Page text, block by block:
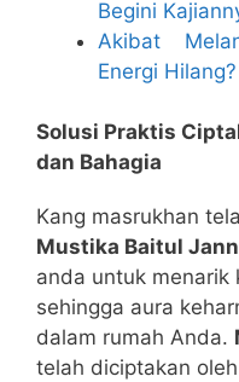
Begini
Akibat
Energi
Solusi Praktis
dan Bahagia
Kang masrukhan
Mustika Baitul
anda untuk menarik
sehingga aura
dalam rumah Anda.
telah diciptakan